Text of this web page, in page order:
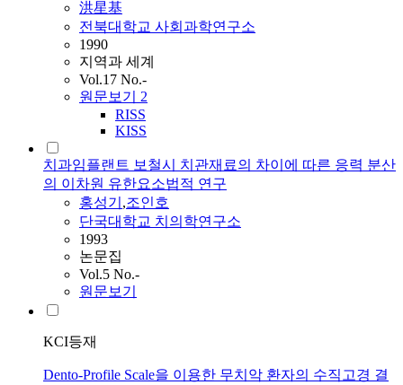
洪星基
전북대학교 사회과학연구소
1990
지역과 세계
Vol.17 No.-
원문보기 2
RISS
KISS
치과임플랜트 보철시 치관재료의 차이에 따른 응력 분산
의 이차원 유한요소법적 연구
홍성기 ,조인호
단국대학교 치의학연구소
1993
논문집
Vol.5 No.-
원문보기
KCI등재
Dento-Profile Scale을 이용한 무치악 환자의 수직고경 결